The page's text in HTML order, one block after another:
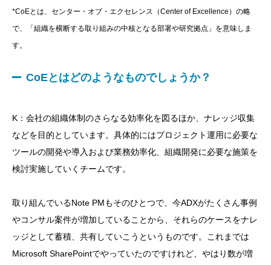
*CoEとは、センター・オブ・エクセレンス（Center of Excellence）の略
で、「組織を横断する取り組みの中核となる部署や研究拠点」を意味しま
す。
CoEとはどのようなものでしょうか？
K：会社の組織体制のさらなる効率化を図るほか、ナレッジ収集
などを目的としています。具体的にはプロジェクト運用に必要な
ツールの開発や導入および業務効率化、組織開発に必要な施策を
検討実施していくチームです。
取り組んでいるNote PMもそのひとつで、今ADXがたくさん事例
やコンサル案件が増加していることから、それらのケースをナレ
ッジとして蓄積、共有していこうというものです。これまでは
Microsoft SharePointでやっていたのですけれど、やはり数が増